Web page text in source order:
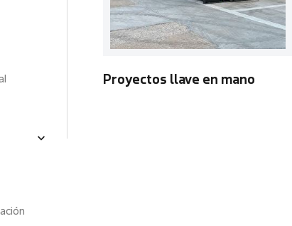
Proyectos llave en mano